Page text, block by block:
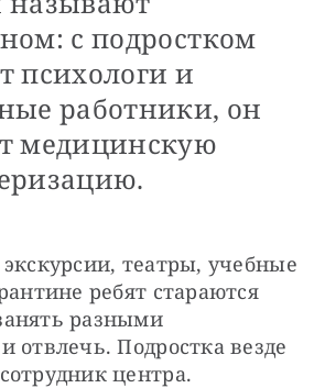
с подростком
психологи и
работники, он
медицинскую
театры, учебные
ребят стараются
разными
отвлечь. Подростка везде
центра.